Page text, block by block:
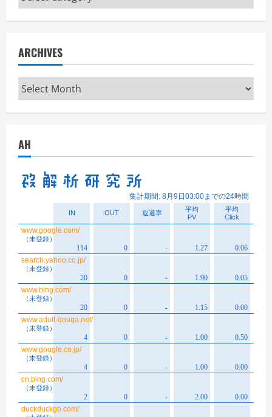
ARCHIVES
Archives
AH